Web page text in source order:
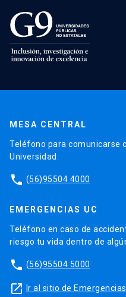
MESA CENTRAL
Teléfono para comunicarse
Universidad.
phone (56)95504 4000
EMERGENCIAS UC
Teléfono en caso de
riesgo tu vida dentro de
phone (56)95504 5000
launch Ir al sitio de Emergencias